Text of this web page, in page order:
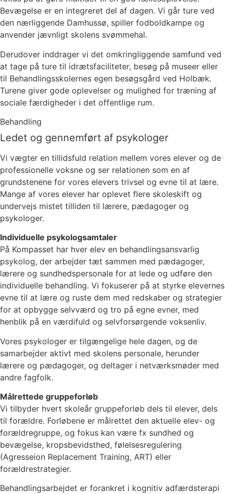
Bevægelse er en integreret del af dagen. Vi går ture ved
den nærliggende Damhussø, spiller fodboldkampe og
anvender jævnligt skolens svømmehal.
Derudover inddrager vi det omkringliggende samfund ved
at tage på ture til idrætsfaciliteter, besøg på museer eller
til Behandlingsskolernes egen besøgsgård ved Holbæk.
Turene giver gode oplevelser og mulighed for træning af
sociale færdigheder i det offentlige rum.
Behandling
Ledet og gennemført af psykologer
Vi vægter en tillidsfuld relation mellem vores elever og de
professionelle voksne og ser relationen som en af
grundstenene for vores elevers trivsel og evne til at lære.
Mange af vores elever har oplevet flere skoleskift og
undervejs mistet tilliden til lærere, pædagoger og
psykologer.
Individuelle psykologsamtaler
På Kompasset har hver elev en behandlingsansvarlig
psykolog, der arbejder tæt sammen med pædagoger,
lærere og sundhedspersonale for at lede og udføre den
individuelle behandling. Vi fokuserer på at styrke elevernes
evne til at lære og ruste dem med redskaber og strategier
for at opbygge selvværd og tro på egne evner, med
henblik på en værdifuld og selvforsørgende voksenliv.
Vores psykologer er tilgængelige hele dagen, og de
samarbejder aktivt med skolens personale, herunder
lærere og pædagoger, og deltager i netværksmøder med
andre fagfolk.
Målrettede gruppeforløb
Vi tilbyder hvert skoleår gruppeforløb dels til elever, dels
til forældre. Forløbene er målrettet den aktuelle elev- og
forældregruppe, og fokus kan være fx sundhed og
bevægelse, kropsbevidsthed, følelsesregulering
(Agresseion Replacement Training, ART) eller
forældrestrategier.
Behandlingsarbejdet er forankret i kognitiv adfærdsterapi